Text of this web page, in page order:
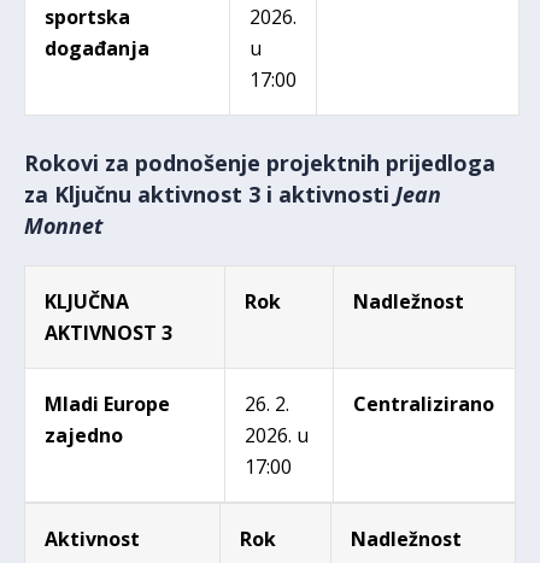
sportska
događanja
2026.
u
17:00
Rokovi za podnošenje projektnih prijedloga
za Ključnu aktivnost 3 i aktivnosti Jean
Monnet
KLJUČNA
AKTIVNOST 3
Rok Nadležnost
Mladi Europe
zajedno
26. 2.
2026. u
17:00
Centralizirano
Aktivnost Rok Nadležnost